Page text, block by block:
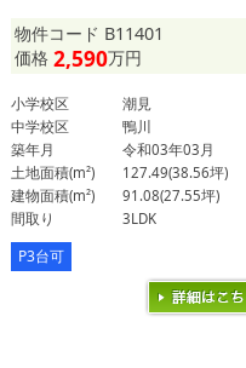
物件コード B11401
価格 2,590万円
小学校区
潮見
中学校区
鴨川
築年月
令和03年03月
土地面積(m²)
127.49(38.56坪)
建物面積(m²)
91.08(27.55坪)
間取り
3LDK
P3台可